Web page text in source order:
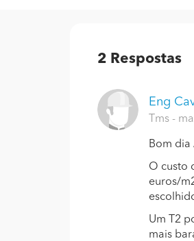
2 Respostas
Eng
Tms -
Bom dia
O custo
euros/
Um T2
mais